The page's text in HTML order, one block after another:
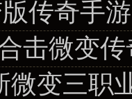
传奇手游
击微变传
微变三职